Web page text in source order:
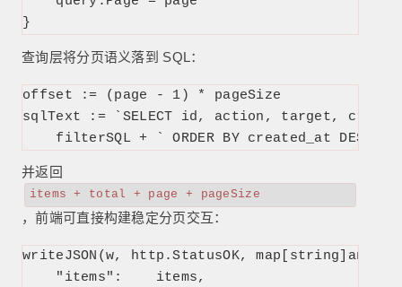
}
查询层将分页语义落到 SQL：
offset := (page - 1) * pageSize
sqlText := `SELECT id, action, target,
filterSQL + ` ORDER BY created_at DESC
并返回
items + total + page + pageSize
，前端可直接构建稳定分页交互：
writeJSON(w, http.StatusOK, map[string]any{
    "items":    items,